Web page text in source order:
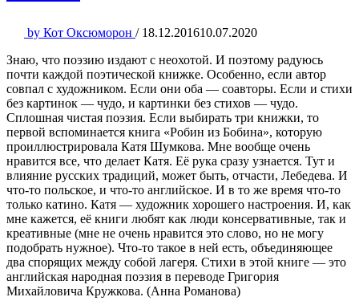
by Кот Оксюморон / 18.12.201610.07.2020
Знаю, что поэзию издают с неохотой. И поэтому радуюсь
почти каждой поэтической книжке. Особенно, если автор
совпал с художником. Если они оба — соавторы. Если и стихи
без картинок — чудо, и картинки без стихов — чудо.
Сплошная чистая поэзия. Если выбирать три книжки, то
первой вспоминается книга «Робин из Бобина», которую
проиллюстрировала Катя Шумкова. Мне вообще очень
нравится все, что делает Катя. Её рука сразу узнается. Тут и
влияние русских традиций, может быть, отчасти, Лебедева. И
что-то польское, и что-то английское. И в то же время что-то
только катино. Катя — художник хорошего настроения. И, как
мне кажется, её книги любят как люди консервативные, так и
креативные (мне не очень нравится это слово, но не могу
подобрать нужное). Что-то такое в ней есть, объединяющее
два спорящих между собой лагеря. Стихи в этой книге — это
английская народная поэзия в переводе Григория
Михайловича Кружкова. (Анна Романова)